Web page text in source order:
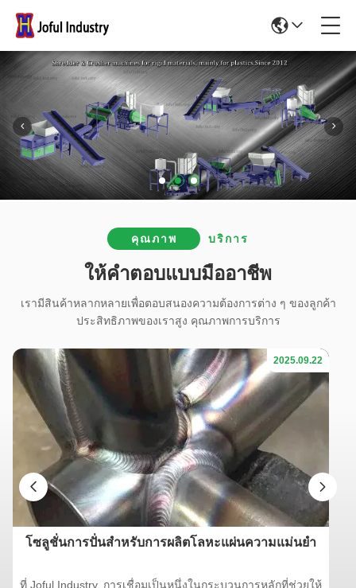
คุณภาพ บริการ
ให้คําตอบแบบมืออาชีพ
เรามีสินค้าหลากหลายเพื่อตอบสนองความต้องการต่าง ๆ ของลูกค้า
ประสิทธิภาพของเราสูง คุณภาพการบริการ
2025.09.22
โซลูชั่นการปั่นสําหรับการผลิตโลหะแผ่นความแม่นยํา
ที่ Joful Industry, การเชื่อมเป็นหนึ่งในกระบวนการหลักที่ช่วยให้